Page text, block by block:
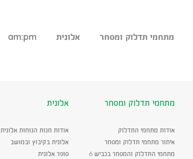
מתחמי תדלוק ומסחר אלונית am:pm
מתחמי תדלוק ומסחר
אודות מתחמי התדלוק
איתור מתחמי תדלוק ומסחר
מתחמי התדלוק והמסחר בכביש 6
אלונית
אודות חנות הנוחות אלונית
אלונית בקיבוץ ובמושב
סופר אלונית